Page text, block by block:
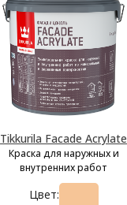
Tikkurila Facade Acrylate
Краска для наружных и
внутренних работ
Цвет: